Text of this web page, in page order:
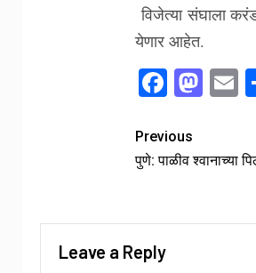
विजेत्या संघाला
येणार आहेत.
Previous
पुणे: पाळीव श्वानाच्या
Leave a Reply